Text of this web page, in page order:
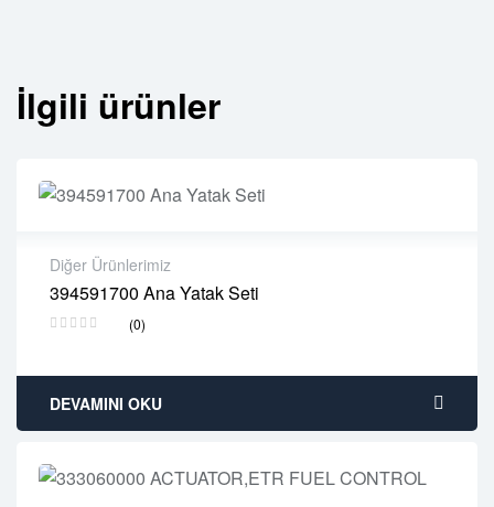
İlgili ürünler
Diğer Ürünlerimiz
394591700 Ana Yatak Seti
(0)
2 years warranty
Delivery time: 1-2 business days
DEVAMINI OKU